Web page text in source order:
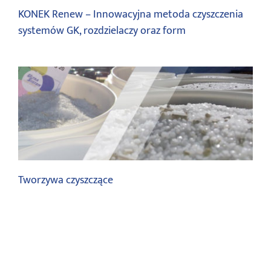
KONEK Renew – Innowacyjna metoda czyszczenia
systemów GK, rozdzielaczy oraz form
Czyszczenie GK, form oraz narzędzi
Tworzywa czyszczące